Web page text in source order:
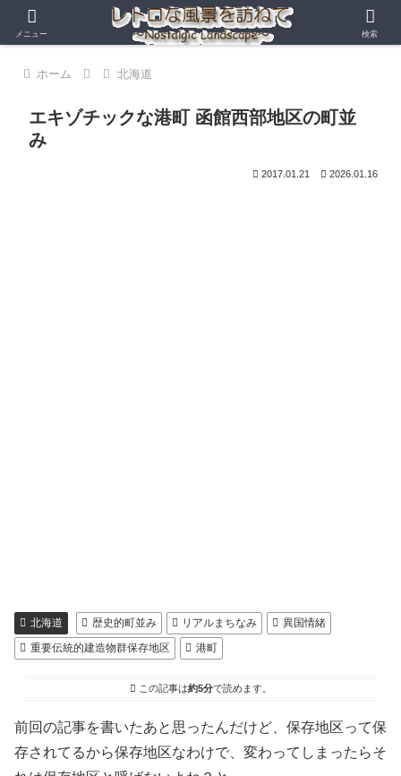
ホーム 北海道
エキゾチックな港町 函館西部地区の町並
み
2017.01.21 2026.01.16
北海道 歴史的町並み リアルまちなみ
異国情緒
重要伝統的建造物群保存地区
港町
この記事は約5分で読めます。
前回の記事を書いたあと思ったんだけど、保存地区って保
存されてるから保存地区なわけで、変わってしまったらそ
メニュー 検索